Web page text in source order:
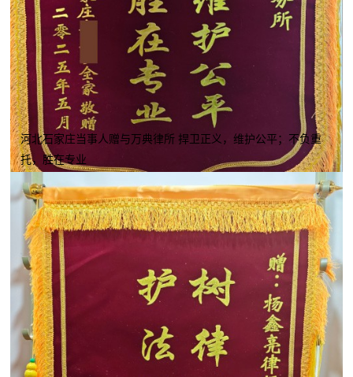
河北石家庄当事人赠与万典律所 捍卫正义，维护公平；不负重
托，胜在专业